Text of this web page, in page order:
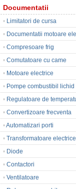
Documentatii
• Limitatori de cursa
• Documentatii motoare
• Compresoare frig
• Comutatoare cu came
• Motoare electrice
• Pompe combustibil lichid
• Regulatoare de
• Convertizoare frecventa
•Automatizari porti
• Transformatoare electrice
• Diode
• Contactori
• Ventilatoare